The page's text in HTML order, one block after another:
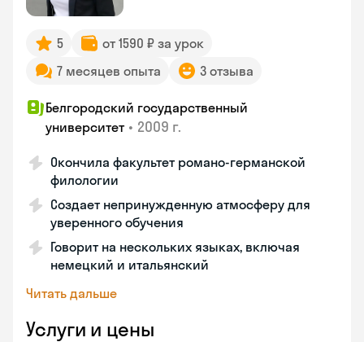
5
от 1590 ₽ за урок
7 месяцев опыта
3 отзыва
Белгородский государственный
университет • 2009 г.
Окончила факультет романо-германской
филологии
Создает непринужденную атмосферу для
уверенного обучения
Говорит на нескольких языках, включая
немецкий и итальянский
Читать дальше
Услуги и цены